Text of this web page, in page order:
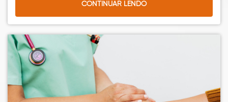
CONTINUAR LENDO